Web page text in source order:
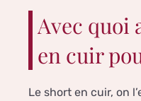
Avec quoi
en cuir
Le short en cuir, on